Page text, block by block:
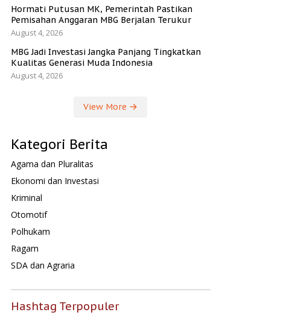
Hormati Putusan MK, Pemerintah Pastikan
Pemisahan Anggaran MBG Berjalan Terukur
August 4, 2026
MBG Jadi Investasi Jangka Panjang Tingkatkan
Kualitas Generasi Muda Indonesia
August 4, 2026
View More
Kategori Berita
Agama dan Pluralitas
Ekonomi dan Investasi
Kriminal
Otomotif
Polhukam
Ragam
SDA dan Agraria
Hashtag Terpopuler